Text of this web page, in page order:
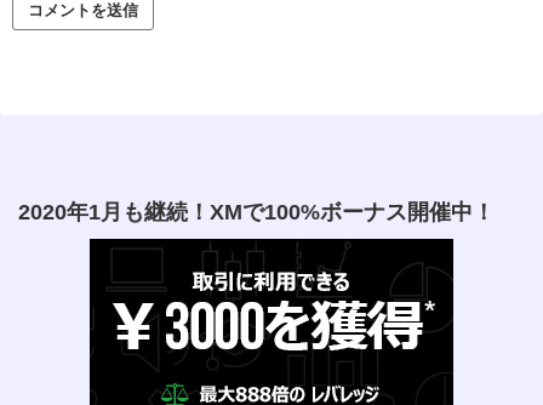
2020年1月も継続！XMで100%ボーナス開催中！